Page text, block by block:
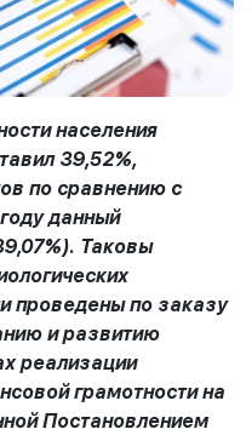
населения
39,52%,
по сравнению с
данный
Таковы
проведены по заказу
и развитию
реализации
грамотности на
Постановлением